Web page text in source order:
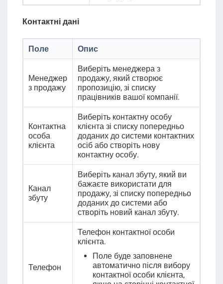
Контактні дані
Поле Опис
Менеджер
з продажу
Виберіть менеджера з
продажу, який створює
пропозицію, зі списку
працівників вашої компанії.
Контактна
особа
клієнта
Виберіть контактну особу
клієнта зі списку попередньо
доданих до системи контактних
осіб або створіть нову
контактну особу.
Канал
збуту
Виберіть канал збуту, який ви
бажаєте використати для
продажу, зі списку попередньо
доданих до системи або
створіть новий канал збуту.
Телефон
Телефон контактної особи
клієнта.
Поле буде заповнене
автоматично після вибору
контактної особи клієнта,